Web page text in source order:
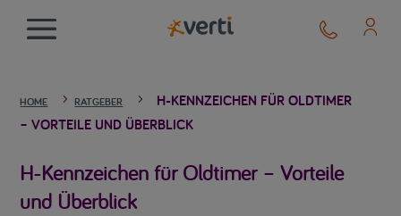
HOME 5 RATGEBER 5
H-KENNZEICHEN FÜR OLDTIMER
– VORTEILE UND ÜBERBLICK
H-Kennzeichen für Oldtimer – Vorteile
und Überblick